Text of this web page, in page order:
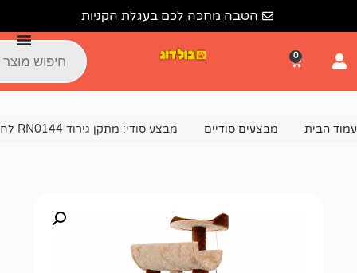
הטבה מחכה לכם בעגלת הקניות
סודיים מבצע סודי: מתקן גירוד RN0144 לחתול – ערסל, בית, מיטות רביצה – 145×50×50 סמ 🔒